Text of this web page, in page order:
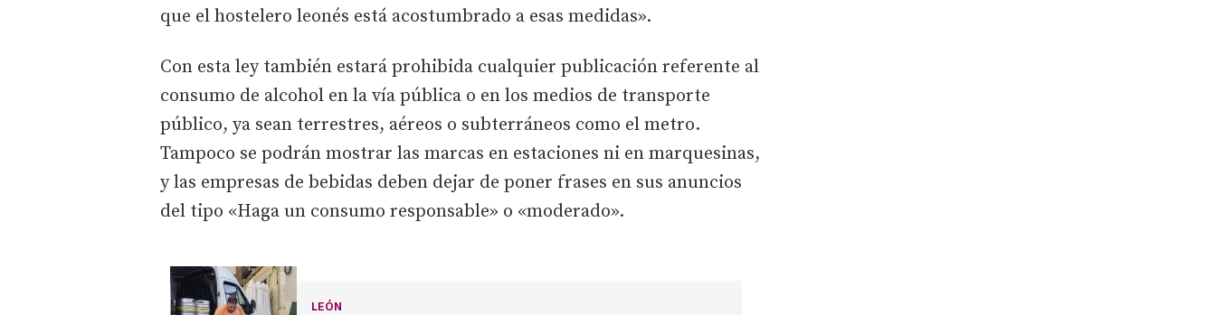
que el hostelero leonés está acostumbrado a esas medidas».
Con esta ley también estará prohibida cualquier publicación referente al
consumo de alcohol en la vía pública o en los medios de transporte
público, ya sean terrestres, aéreos o subterráneos como el metro.
Tampoco se podrán mostrar las marcas en estaciones ni en marquesinas,
y las empresas de bebidas deben dejar de poner frases en sus anuncios
del tipo «Haga un consumo responsable» o «moderado».
LEÓN